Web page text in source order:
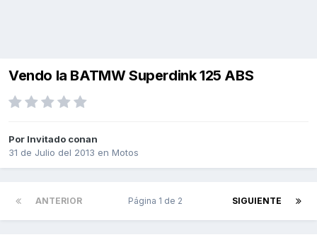
Vendo la BATMW Superdink 125 ABS
Por Invitado conan
31 de Julio del 2013 en Motos
ANTERIOR SIGUIENTE
Página 1 de 2